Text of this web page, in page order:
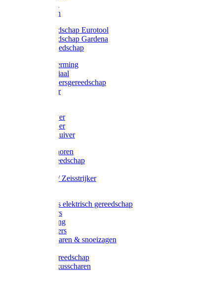
Hooiharken
Handgereedschap Eurotool
Handgereedschap Gardena
Kindergereedschap
Kniebescherming
Afzetmateriaal
Stratenmakersgereedschap
Straathamer
Mestschuiver
Mestschraper
Sneeuwschuiver
Zeis toebehoren
Baggergereedschap
Wetstenen / Zeisstrijker
Accessoires elektrisch gereedschap
Grasmaaiers
Tuinreiniging
Robotmaaiers
Heggenscharen & snoeizagen
Klussen gereedschap
Gras & buxusscharen